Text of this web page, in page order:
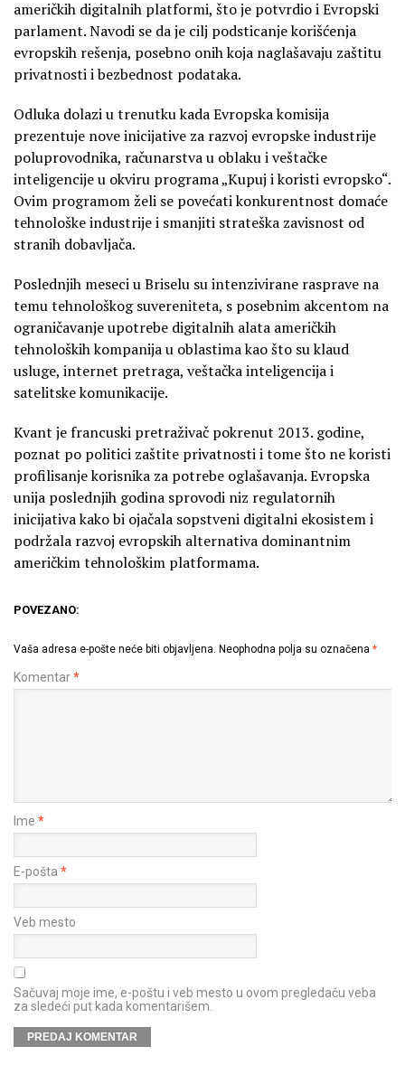
američkih digitalnih platformi, što je potvrdio i Evropski
parlament. Navodi se da je cilj podsticanje korišćenja
evropskih rešenja, posebno onih koja naglašavaju zaštitu
privatnosti i bezbednost podataka.
Odluka dolazi u trenutku kada Evropska komisija
prezentuje nove inicijative za razvoj evropske industrije
poluprovodnika, računarstva u oblaku i veštačke
inteligencije u okviru programa „Kupuj i koristi evropsko“.
Ovim programom želi se povećati konkurentnost domaće
tehnološke industrije i smanjiti strateška zavisnost od
stranih dobavljača.
Poslednjih meseci u Briselu su intenzivirane rasprave na
temu tehnološkog suvereniteta, s posebnim akcentom na
ograničavanje upotrebe digitalnih alata američkih
tehnoloških kompanija u oblastima kao što su klaud
usluge, internet pretraga, veštačka inteligencija i
satelitske komunikacije.
Kvant je francuski pretraživač pokrenut 2013. godine,
poznat po politici zaštite privatnosti i tome što ne koristi
profilisanje korisnika za potrebe oglašavanja. Evropska
unija poslednjih godina sprovodi niz regulatornih
inicijativa kako bi ojačala sopstveni digitalni ekosistem i
podržala razvoj evropskih alternativa dominantnim
američkim tehnološkim platformama.
POVEZANO:
Vaša adresa e-pošte neće biti objavljena. Neophodna polja su označena *
Komentar*
Ime *
E-pošta *
Veb mesto
Sačuvaj moje ime, e-poštu i veb mesto u ovom pregledaču veba
za sledeći put kada komentarišem.